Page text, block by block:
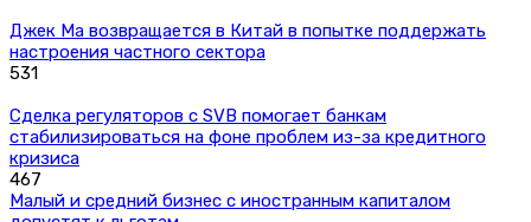
Джек Ма возвращается в Китай в попытке поддержать
настроения частного сектора
531
Сделка регуляторов с SVB помогает банкам
стабилизироваться на фоне проблем из-за кредитного
кризиса
467
Малый и средний бизнес с иностранным капиталом